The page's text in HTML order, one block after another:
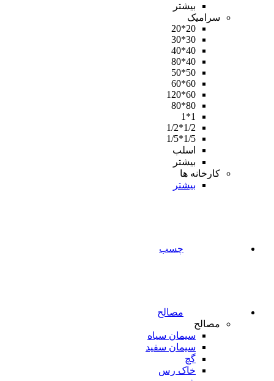
بیشتر
سرامیک
20*20
30*30
40*40
40*80
50*50
60*60
60*120
80*80
1*1
1/2*1/2
1/5*1/5
اسلب
بیشتر
کارخانه ها
بیشتر
چسب
مصالح
مصالح
سیمان سیاه
سیمان سفید
گچ
خاک رس